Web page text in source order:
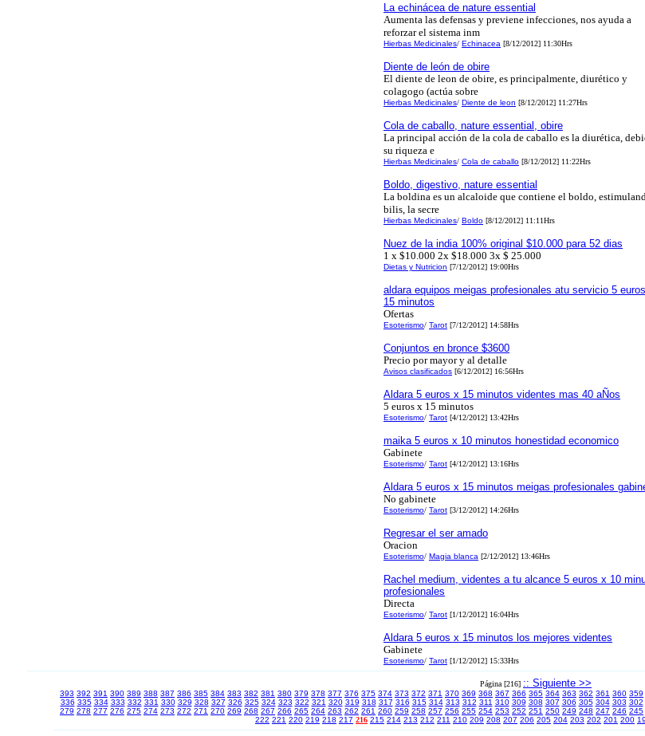
La echinácea de nature essential
Aumenta las defensas y previene infecciones, nos ayuda a
reforzar el sistema inm
Hierbas Medicinales/ Echinacea [8/12/2012] 11:30Hrs
Diente de león de obire
El diente de leon de obire, es principalmente, diurético y
colagogo (actúa sobre
Hierbas Medicinales/ Diente de leon [8/12/2012] 11:27Hrs
Cola de caballo, nature essential, obire
La principal acción de la cola de caballo es la diurética,
su riqueza e
Hierbas Medicinales/ Cola de caballo [8/12/2012] 11:22Hrs
Boldo, digestivo, nature essential
La boldina es un alcaloide que contiene el boldo,
bilis, la secre
Hierbas Medicinales/ Boldo [8/12/2012] 11:11Hrs
Nuez de la india 100% original $10.000 para 52 dias
1 x $10.000 2x $18.000 3x $ 25.000
Dietas y Nutricion [7/12/2012] 19:00Hrs
aldara equipos meigas profesionales atu servicio 5
15 minutos
Ofertas
Esoterismo/ Tarot [7/12/2012] 14:58Hrs
Conjuntos en bronce $3600
Precio por mayor y al detalle
Avisos clasificados [6/12/2012] 16:56Hrs
Aldara 5 euros x 15 minutos videntes mas 40 aÑos
5 euros x 15 minutos
Esoterismo/ Tarot [4/12/2012] 13:42Hrs
maika 5 euros x 10 minutos honestidad economico
Gabinete
Esoterismo/ Tarot [4/12/2012] 13:16Hrs
Aldara 5 euros x 15 minutos meigas profesionales
No gabinete
Esoterismo/ Tarot [3/12/2012] 14:26Hrs
Regresar el ser amado
Oracion
Esoterismo/ Magia blanca [2/12/2012] 13:46Hrs
Rachel medium, videntes a tu alcance 5 euros x 10
profesionales
Directa
Esoterismo/ Tarot [1/12/2012] 16:04Hrs
Aldara 5 euros x 15 minutos los mejores videntes
Gabinete
Esoterismo/ Tarot [1/12/2012] 15:33Hrs
Página [216] :: Siguiente >>
393 392 391 390 389 388 387 386 385 384 383 382 381 380 379 378 377 376 375 374 373 372 371 370 369 368 367 366 365 364 363 362 361 360 359
336 335 334 333 332 331 330 329 328 327 326 325 324 323 322 321 320 319 318 317 316 315 314 313 312 311 310 309 308 307 306 305 304 303 302
279 278 277 276 275 274 273 272 271 270 269 268 267 266 265 264 263 262 261 260 259 258 257 256 255 254 253 252 251 250 249 248 247 246 245
222 221 220 219 218 217 216 215 214 213 212 211 210 209 208 207 206 205 204 203 202 201 200